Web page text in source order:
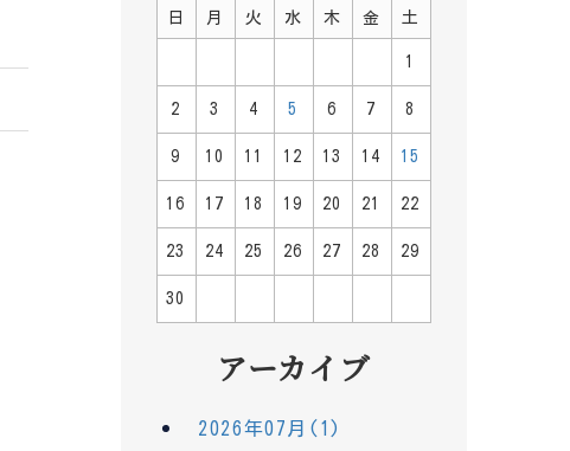
日 月 火 水 木 金 土
1
2 3 4 5 6 7 8
9 10 11 12 13 14 15
16 17 18 19 20 21 22
23 24 25 26 27 28 29
30
アーカイブ
2026年07月(1)